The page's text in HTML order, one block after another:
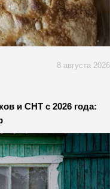
8 августа 2026
и СНТ с 2026 года: